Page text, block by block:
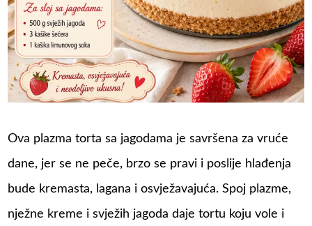
Ova plazma torta sa jagodama je savršena za vruće
dane, jer se ne peče, brzo se pravi i poslije hlađenja
bude kremasta, lagana i osvježavajuća. Spoj plazme,
nježne kreme i svježih jagoda daje tortu koju vole i